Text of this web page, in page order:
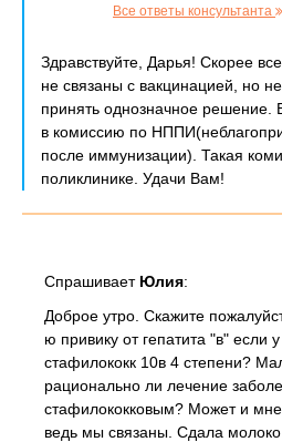
Все ответы консультанта
Здравствуйте, Дарья! Скорее
не связаны с вакцинацией, но
принять однозначное решение.
в комиссию по
после иммунизации). Такая
поликлинике. Удачи Вам!
Спрашивает Юлия:
Доброе утро. Скажите
ю привику от гепатита "в" если
стафилококк 10в 4 степени?
рационально ли лечение
стафилококковым? Может и мне
ведь мы связаны. Сдала молоко